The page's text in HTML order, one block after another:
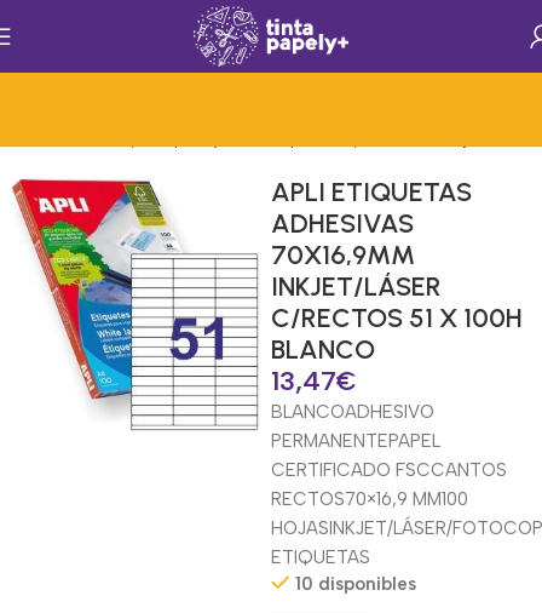
APLI ETIQUETAS
ADHESIVAS
70X16,9MM
INKJET/LÁSER
C/RECTOS 51 X 100H
BLANCO
13,47€
BLANCOADHESIVO
PERMANENTEPAPEL
CERTIFICADO FSCCANTOS
RECTOS70×16,9 MM100
HOJASINKJET/LÁSER/
ETIQUETAS
10 disponibles